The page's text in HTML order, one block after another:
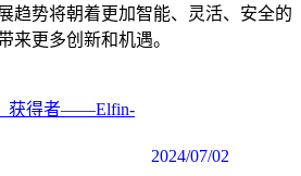
趋势将朝着更加智能、灵活、安全的
来更多创新和机遇。
获得者——Elfin-
2024/07/02